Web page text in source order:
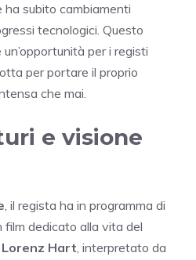
subito cambiamenti
tecnologici. Questo
per i registi
per portare il proprio
che mai.
e visione
, il regista ha in programma di
film dedicato alla vita del
Lorenz Hart, interpretato da